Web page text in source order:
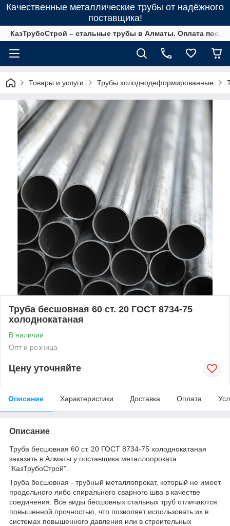
Качественные металлические трубы от надёжного
поставщика!
КазТрубоСтрой – стальные трубы в Алматы. Оплата
Товары и услуги Трубы холоднодеформированные
Труба бесшовная 60 ст. 20 ГОСТ 8734-75
холоднокатаная
В наличии
Опт и розница
Цену уточняйте
Описание Характеристики Доставка Оплата
Описание
Труба бесшовная 60 ст. 20 ГОСТ 8734-75 холоднокатаная
заказать в Алматы у поставщика металлопроката
"КазТрубоСтрой".
Труба бесшовная - трубный металлопрокат, который не имеет
продольного либо спирального сварного шва в качестве
соединения. Все виды бесшовных стальных труб отличаются
повышенной прочностью, что позволяет использовать их в
системах повышенного давления или в строительных